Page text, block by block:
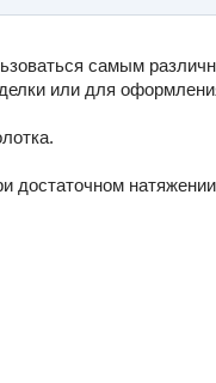
самым
или для
достаточном